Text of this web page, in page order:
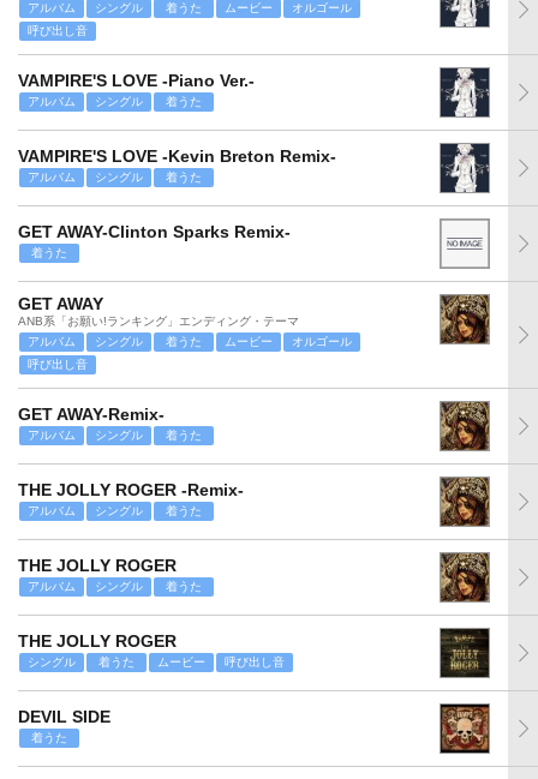
アルバム シングル 着うた ムービー
オルゴール
呼び出し音
VAMPIRE'S LOVE -Piano Ver.-
アルバム シングル 着うた
VAMPIRE'S LOVE -Kevin Breton Remix-
アルバム シングル 着うた
GET AWAY-Clinton Sparks Remix-
着うた
GET AWAY
ANB系「お願い!ランキング」エンディング・テーマ
アルバム
シングル 着うた ムービー
オルゴール
呼び出し音
GET AWAY-Remix-
アルバム シングル 着うた
THE JOLLY ROGER -Remix-
アルバム シングル 着うた
THE JOLLY ROGER
アルバム シングル 着うた
THE JOLLY ROGER
シングル 着うた ムービー 呼び出し音
DEVIL SIDE
着うた